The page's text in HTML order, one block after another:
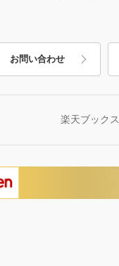
お問い合わせ
楽天ブック